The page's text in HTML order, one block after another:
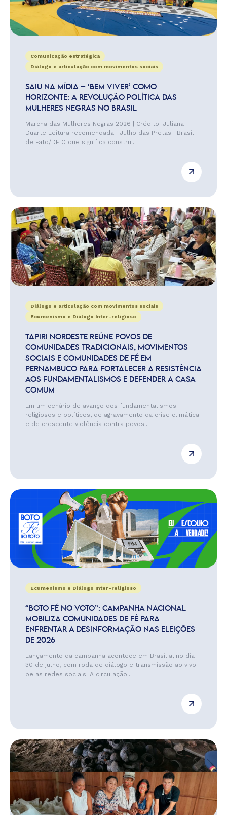
Comunicação estratégica
Diálogo e articulação com movimentos sociais
SAIU NA MÍDIA – ‘BEM VIVER’ COMO
HORIZONTE: A REVOLUÇÃO POLÍTICA DAS
MULHERES NEGRAS NO BRASIL
Marcha das Mulheres Negras 2026 | Crédito: Juliana
Duarte Leitura recomendada | Julho das Pretas | Brasil
de Fato/DF O que significa constru...
Diálogo e articulação com movimentos sociais
Ecumenismo e Diálogo Inter-religioso
TAPIRI NORDESTE REÚNE POVOS DE
COMUNIDADES TRADICIONAIS, MOVIMENTOS
SOCIAIS E COMUNIDADES DE FÉ EM
PERNAMBUCO PARA FORTALECER A RESISTÊNCIA
AOS FUNDAMENTALISMOS E DEFENDER A CASA
COMUM
Em um cenário de avanço dos fundamentalismos
religiosos e políticos, de agravamento da crise climática
e de crescente violência contra povos...
Ecumenismo e Diálogo Inter-religioso
“BOTO FÉ NO VOTO”: CAMPANHA NACIONAL
MOBILIZA COMUNIDADES DE FÉ PARA
ENFRENTAR A DESINFORMAÇÃO NAS ELEIÇÕES
DE 2026
Lançamento da campanha acontece em Brasília, no dia
30 de julho, com roda de diálogo e transmissão ao vivo
pelas redes sociais. A circulação...